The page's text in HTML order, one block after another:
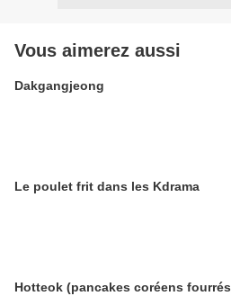
Vous aimerez aussi
Dakgangjeong
Le poulet frit dans les Kdrama
Hotteok (pancakes coréens fourrés